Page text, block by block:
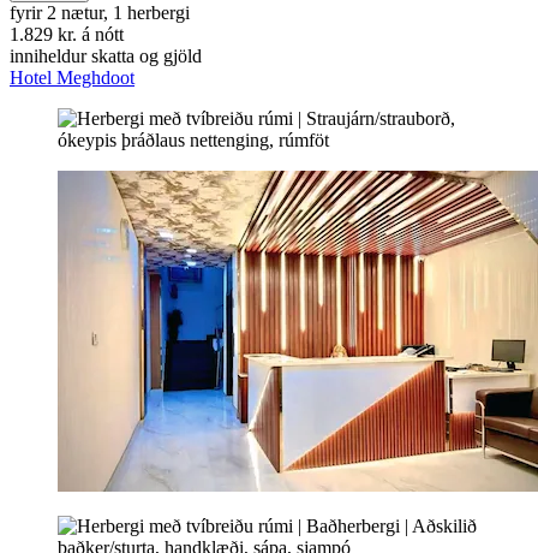
fyrir 2 nætur, 1 herbergi
1.829 kr. á nótt
inniheldur skatta og gjöld
Hotel Meghdoot